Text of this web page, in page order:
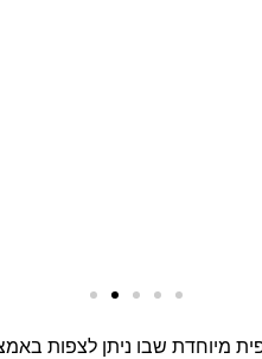
מיוחדת שבו ניתן לצפות